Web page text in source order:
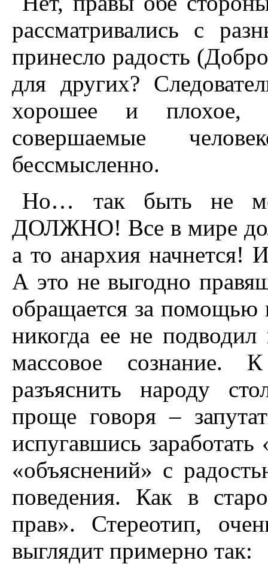
рассматривались с
принесло радость
для других?
хорошее и плохое,
совершаемые
бессмысленно.
Но… так быть не
ДОЛЖНО! Все в мире
а то анархия
А это не выгодно
обращается за помощью
никогда ее не
массовое сознание.
разъяснить народу
проще говоря –
испугавшись
«объяснений» с
поведения. Как в
прав». Стереотип,
выглядит примерно так: